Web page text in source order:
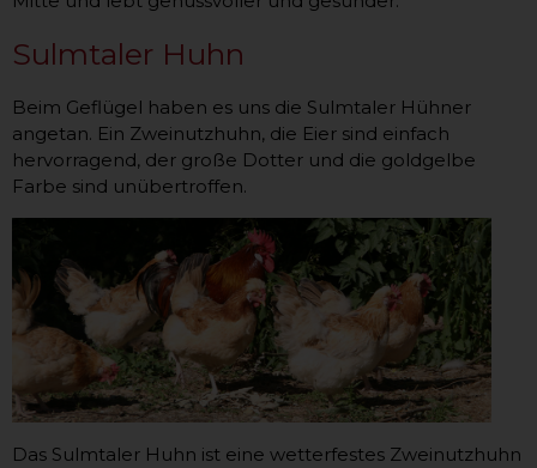
Sulmtaler Huhn
Beim Geflügel haben es uns die Sulmtaler Hühner
angetan. Ein Zweinutzhuhn, die Eier sind einfach
hervorragend, der große Dotter und die goldgelbe
Farbe sind unübertroffen.
Das Sulmtaler Huhn ist eine wetterfestes Zweinutzhuhn